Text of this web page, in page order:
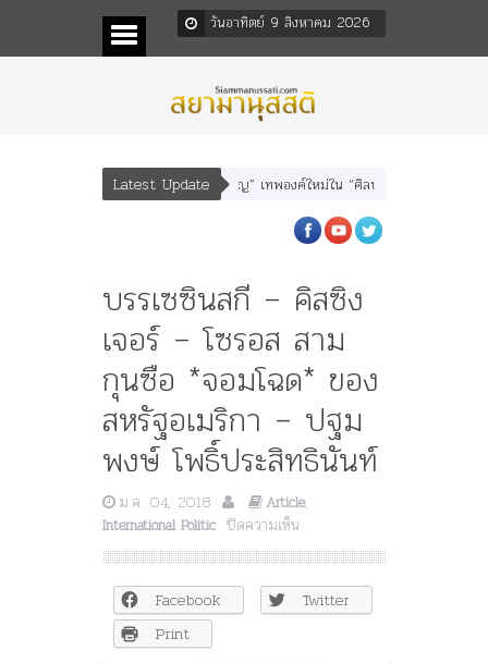
วันอาทิตย์ 9 สิงหาคม 2026
Latest Update
รุณเทพบุตร” และ “เทพีรัฐธรรมนูญ” เทพองค์ใหม่ใน “ศิลปะคณะราษฎร”
บรรเซซินสกี – คิสซิง
เจอร์ – โซรอส สาม
กุนซือ *จอมโฉด* ของ
สหรัฐอเมริกา – ปฐม
พงษ์ โพธิ์ประสิทธินันท์
ม.ค. 04, 2018 Article,
International Politic ปิดความเห็น
บร
ร
เซ
ซิน
Facebook
Twitter
Print